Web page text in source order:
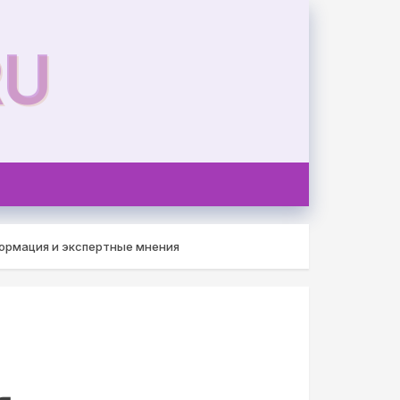
и экспертные мнения